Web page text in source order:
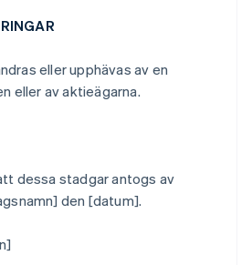
eller upphävas av en
eller av aktieägarna.
dessa stadgar antogs av
den [datum].